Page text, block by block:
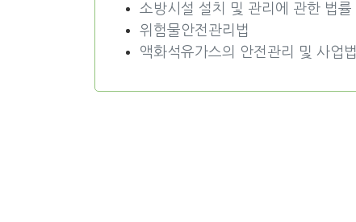
소방시설 설치 및 관리에 관한 법률
위험물안전관리법
액화석유가스의 안전관리 및 사업법